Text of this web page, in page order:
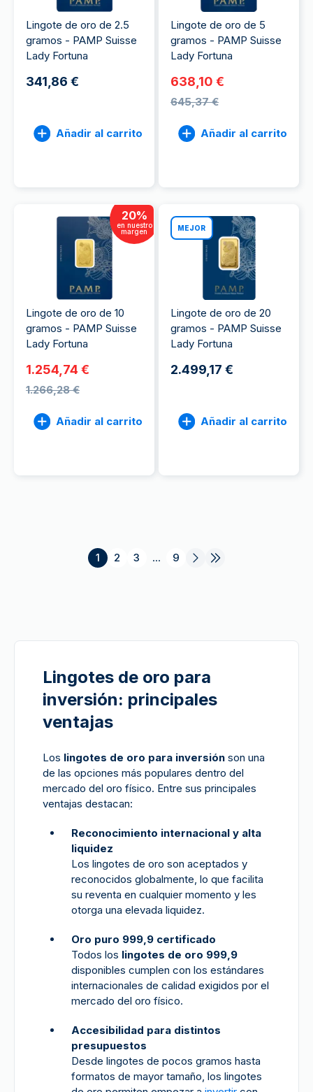
Lingote de oro de 2.5
gramos - PAMP Suisse
Lady Fortuna
341,86 €
Añadir al carrito
Lingote de oro de 5
gramos - PAMP Suisse
Lady Fortuna
638,10 €
645,37 €
Añadir al carrito
20%
en nuestro
margen
Lingote de oro de 10
gramos - PAMP Suisse
Lady Fortuna
1.254,74 €
1.266,28 €
Añadir al carrito
MEJOR
Lingote de oro de 20
gramos - PAMP Suisse
Lady Fortuna
2.499,17 €
Añadir al carrito
1 2 3 ... 9
Lingotes de oro para
inversión: principales
ventajas
Los lingotes de oro para inversión son una
de las opciones más populares dentro del
mercado del oro físico. Entre sus principales
ventajas destacan:
Reconocimiento internacional y alta
liquidez
Los lingotes de oro son aceptados y
reconocidos globalmente, lo que facilita
su reventa en cualquier momento y les
otorga una elevada liquidez.
Oro puro 999,9 certificado
Todos los lingotes de oro 999,9
disponibles cumplen con los estándares
internacionales de calidad exigidos por el
mercado del oro físico.
Accesibilidad para distintos
presupuestos
Desde lingotes de pocos gramos hasta
formatos de mayor tamaño, los lingotes